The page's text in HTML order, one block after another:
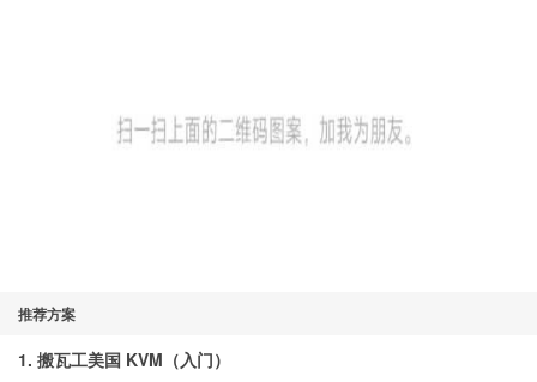
推荐方案
1. 搬瓦工美国 KVM（入门）